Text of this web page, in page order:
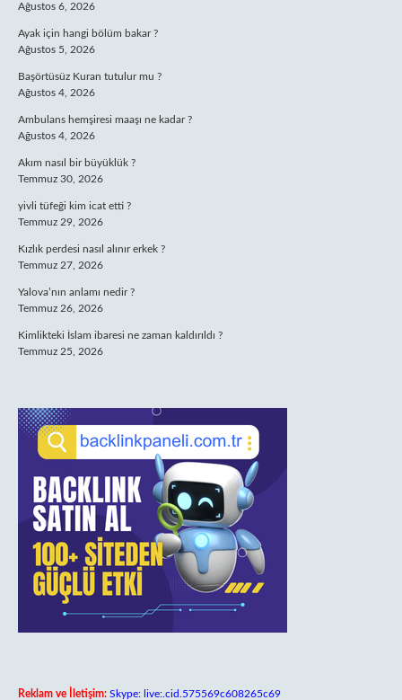
Ağustos 6, 2026
Ayak için hangi bölüm bakar ?
Ağustos 5, 2026
Başörtüsüz Kuran tutulur mu ?
Ağustos 4, 2026
Ambulans hemşiresi maaşı ne kadar ?
Ağustos 4, 2026
Akım nasıl bir büyüklük ?
Temmuz 30, 2026
yivli tüfeği kim icat etti ?
Temmuz 29, 2026
Kızlık perdesi nasıl alınır erkek ?
Temmuz 27, 2026
Yalova’nın anlamı nedir ?
Temmuz 26, 2026
Kimlikteki İslam ibaresi ne zaman kaldırıldı ?
Temmuz 25, 2026
Reklam ve İletişim: Skype: live:.cid.575569c608265c69